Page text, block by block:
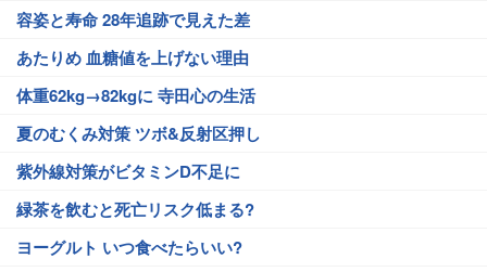
容姿と寿命 28年追跡で見えた差
あたりめ 血糖値を上げない理由
体重62kg→82kgに 寺田心の生活
夏のむくみ対策 ツボ&反射区押し
紫外線対策がビタミンD不足に
緑茶を飲むと死亡リスク低まる?
ヨーグルト いつ食べたらいい?